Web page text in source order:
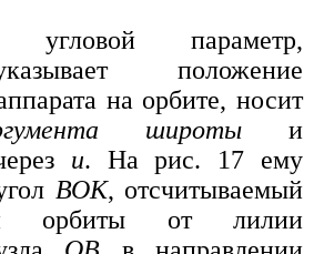
угловой параметр,
положение
на орбите, носит
широты и
u. На рис. 17 ему
ВОК, отсчитываемый
орбиты от лилии